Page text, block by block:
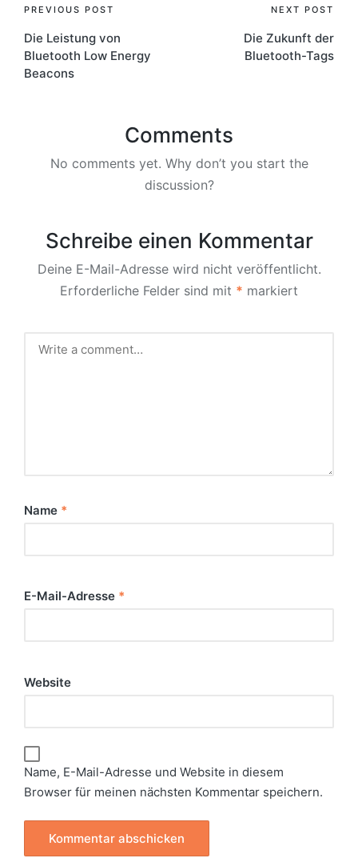
Post
navigation
PREVIOUS POST
Die Leistung von
Bluetooth Low Energy
Beacons
NEXT POST
Die Zukunft der
Bluetooth-Tags
Comments
No comments yet. Why don’t you start the
discussion?
Schreibe einen Kommentar
Deine E-Mail-Adresse wird nicht veröffentlicht.
Erforderliche Felder sind mit * markiert
Name *
E-Mail-Adresse *
Website
Name, E-Mail-Adresse und Website in diesem
Browser für meinen nächsten Kommentar speichern.